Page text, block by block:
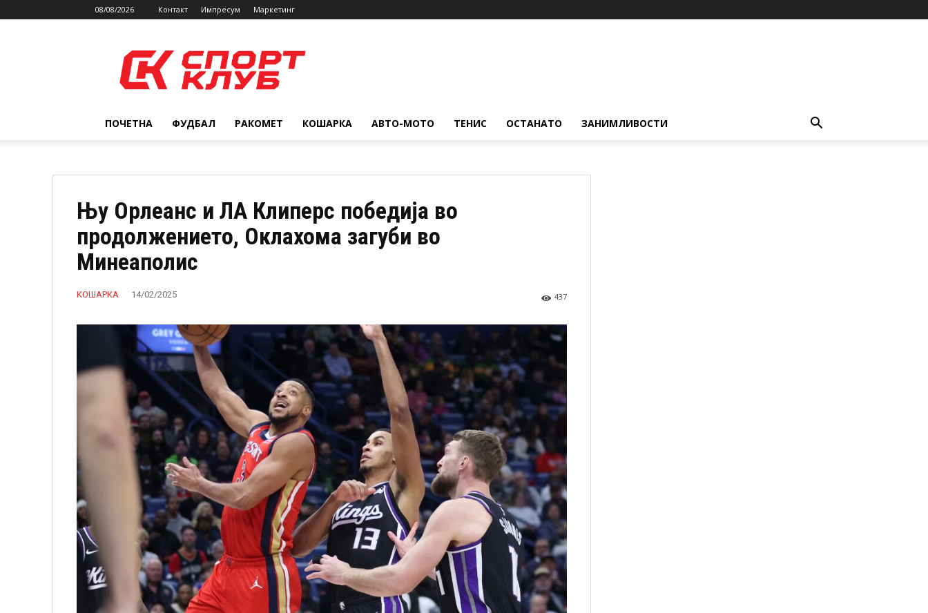
08/08/2026 Контакт Импресум Маркетинг
ПОЧЕТНА ФУДБАЛ РАКОМЕТ КОШАРКА АВТО-МОТО ТЕНИС ОСТАНАТО ЗАНИМЛИВОСТИ
Њу Орлеанс и ЛА Клиперс победија во
продолжението, Оклахома загуби во
Минеаполис
КОШАРКА 14/02/2025 437